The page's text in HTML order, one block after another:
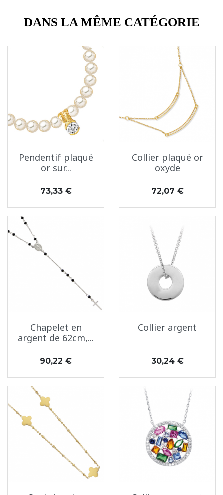
DANS LA MÊME CATÉGORIE
Pendentif plaqué
or sur...
Prix
73,33 €
Collier plaqué or
oxyde
Prix
72,07 €
Chapelet en
argent de 62cm,...
Prix
90,22 €
Collier argent
Prix
30,24 €